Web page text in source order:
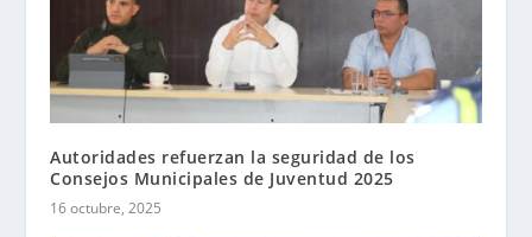
Autoridades refuerzan la seguridad de los
Consejos Municipales de Juventud 2025
16 octubre, 2025